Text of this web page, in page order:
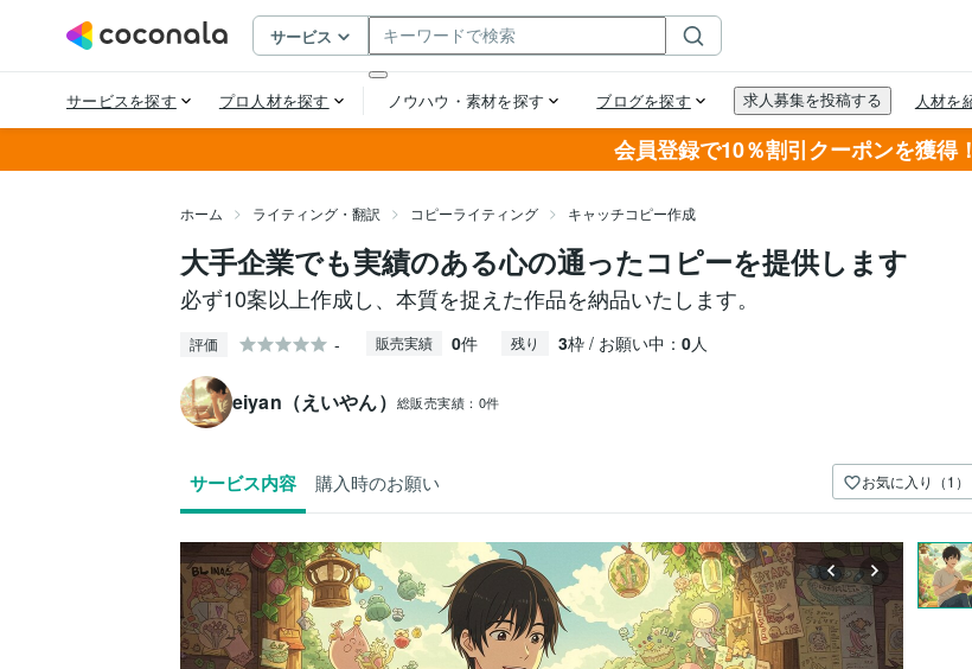
会員登録で10％割引クーポンを獲得！
ホーム ライティング・翻訳 コピーライティング キャッチコピー作成
大手企業でも実績のある心の通ったコピーを提供します
必ず10案以上作成し、本質を捉えた作品を納品いたします。
評価 - 販売実績 0件 残り 3枠 / お願い中： 0人
eiyan（えいやん） 総販売実績： 0件
サービス内容 購入時のお願い お気に入り（1）